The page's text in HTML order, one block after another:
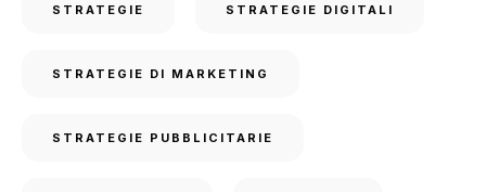
STRATEGIE STRATEGIE DIGITALI
STRATEGIE DI MARKETING
STRATEGIE PUBBLICITARIE